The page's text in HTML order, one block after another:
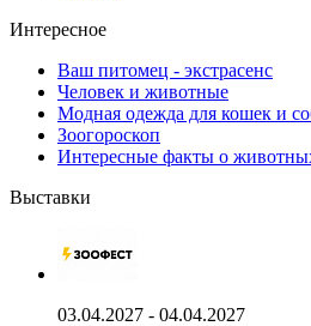
Интересное
Ваш питомец - экстрасенс
Человек и животные
Модная одежда для кошек и
Зоогороскоп
Интересные факты о
Выставки
03.04.2027 - 04.04.2027